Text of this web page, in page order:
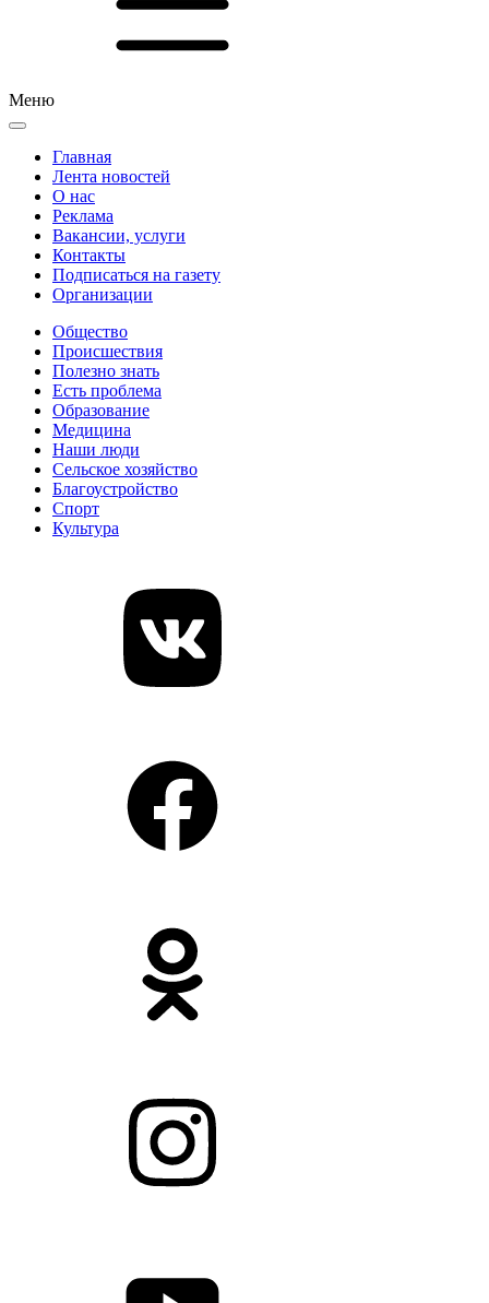
Меню
Главная
Лента новостей
О нас
Реклама
Вакансии, услуги
Контакты
Подписаться на газету
Организации
Общество
Происшествия
Полезно знать
Есть проблема
Образование
Медицина
Наши люди
Сельское хозяйство
Благоустройство
Спорт
Культура